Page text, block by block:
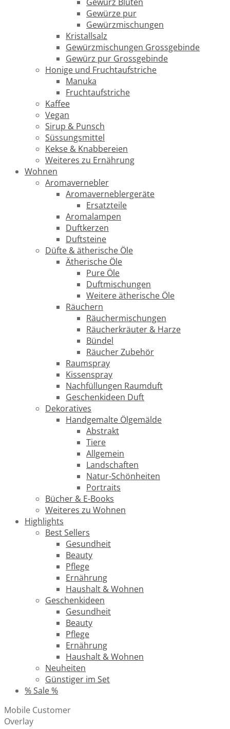
Gewürze pur
Gewürzmischungen
Kristallsalz
Gewürzmischungen Grossgebinde
Gewürz pur Grossgebinde
Honige und Fruchtaufstriche
Manuka
Fruchtaufstriche
Kaffee
Vegan
Sirup & Punsch
Süssungsmittel
Kekse & Knabbereien
Weiteres zu Ernährung
Wohnen
Aromavernebler
Aromaverneblergeräte
Ersatzteile
Aromalampen
Duftkerzen
Duftsteine
Düfte & ätherische Öle
Ätherische Öle
Pure Öle
Duftmischungen
Weitere ätherische Öle
Räuchern
Räuchermischungen
Räucherkräuter & Harze
Bündel
Räucher Zubehör
Raumspray
Kissenspray
Nachfüllungen Raumduft
Geschenkideen Duft
Dekoratives
Handgemalte Ölgemälde
Abstrakt
Tiere
Allgemein
Landschaften
Natur-Schönheiten
Portraits
Bücher & E-Books
Weiteres zu Wohnen
Highlights
Best Sellers
Gesundheit
Beauty
Pflege
Ernährung
Haushalt & Wohnen
Geschenkideen
Gesundheit
Beauty
Pflege
Ernährung
Haushalt & Wohnen
Neuheiten
Günstiger im Set
% Sale %
Mobile Customer
Overlay